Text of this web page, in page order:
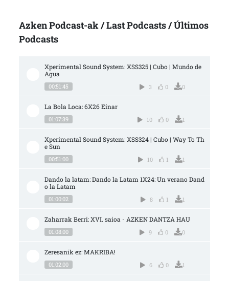
Azken Podcast-ak / Last Podcasts / Últimos
Podcasts
Xperimental Sound System: XSS325 | Cubo | Mundo de
Agua
00:51:45 3 0 0
La Bola Loca: 6X26 Einar
01:07:39 10 0 1
Xperimental Sound System: XSS324 | Cubo | Way To Th
e Sun
00:51:00 10 1 1
Dando la latam: Dando la Latam 1X24: Un verano Dand
o la Latam
01:00:02 8 1 1
Zaharrak Berri: XVI. saioa - AZKEN DANTZA HAU
01:08:00 9 0 0
Zeresanik ez: MAKRIBA!
01:02:00 6 0 1